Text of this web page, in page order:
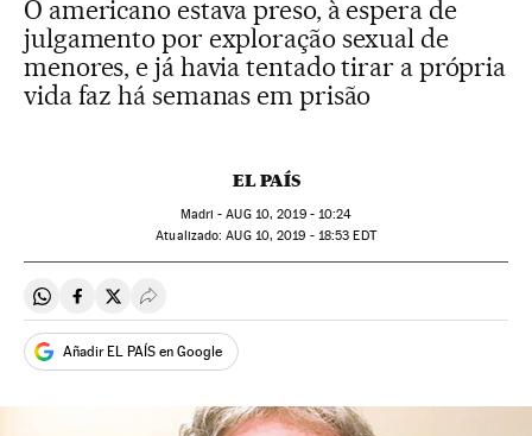
O americano estava preso, à espera de
julgamento por exploração sexual de
menores, e já havia tentado tirar a própria
vida faz há semanas em prisão
EL PAÍS
Madri -AUG10, 2019 - 10:24
atualizado: AUG10, 2019 - 18:53 EDT
Compartir en Whatsapp
Compartir en Facebook
Compartir en Twitter
Desplegar Redes Sociales
Añadir EL PAÍS en Google